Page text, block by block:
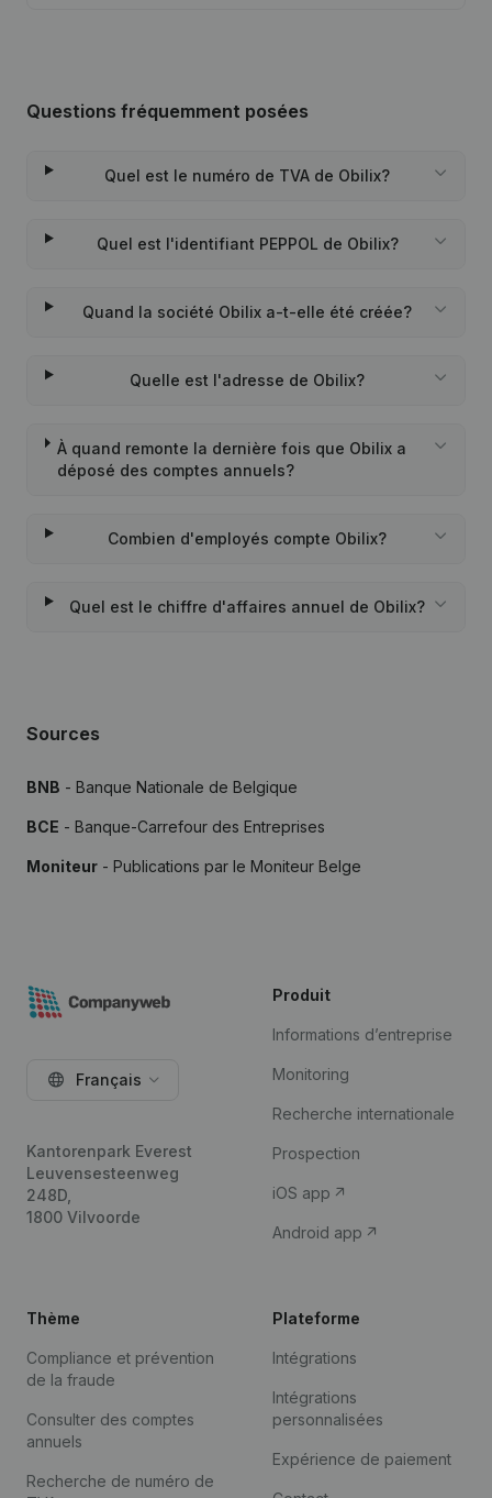
Questions fréquemment posées
Quel est le numéro de TVA de Obilix?
Quel est l'identifiant PEPPOL de Obilix?
Quand la société Obilix a-t-elle été créée?
Quelle est l'adresse de Obilix?
À quand remonte la dernière fois que Obilix a
déposé des comptes annuels?
Combien d'employés compte Obilix?
Quel est le chiffre d'affaires annuel de Obilix?
Sources
BNB - Banque Nationale de Belgique
BCE - Banque-Carrefour des Entreprises
Moniteur - Publications par le Moniteur Belge
Français
Kantorenpark Everest
Leuvensesteenweg
248D,
1800 Vilvoorde
Produit
Informations d’entreprise
Monitoring
Recherche internationale
Prospection
iOS app
Android app
Thème
Compliance et prévention
de la fraude
Consulter des comptes
annuels
Recherche de numéro de
Plateforme
Intégrations
Intégrations
personnalisées
Expérience de paiement